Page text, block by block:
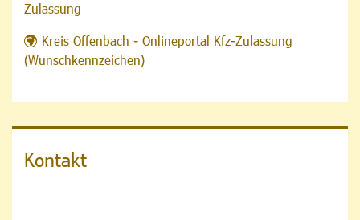
Zulassung
Kreis Offenbach - Onlineportal Kfz-Zulassung
(Wunschkennzeichen)
Kontakt